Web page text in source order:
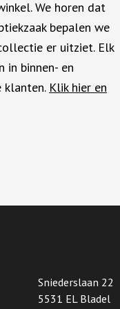
We horen dat
bepalen we
er uitziet. Elk
in binnen- en
klanten. Klik hier en
Sniederslaan 22
5531 EL Bladel